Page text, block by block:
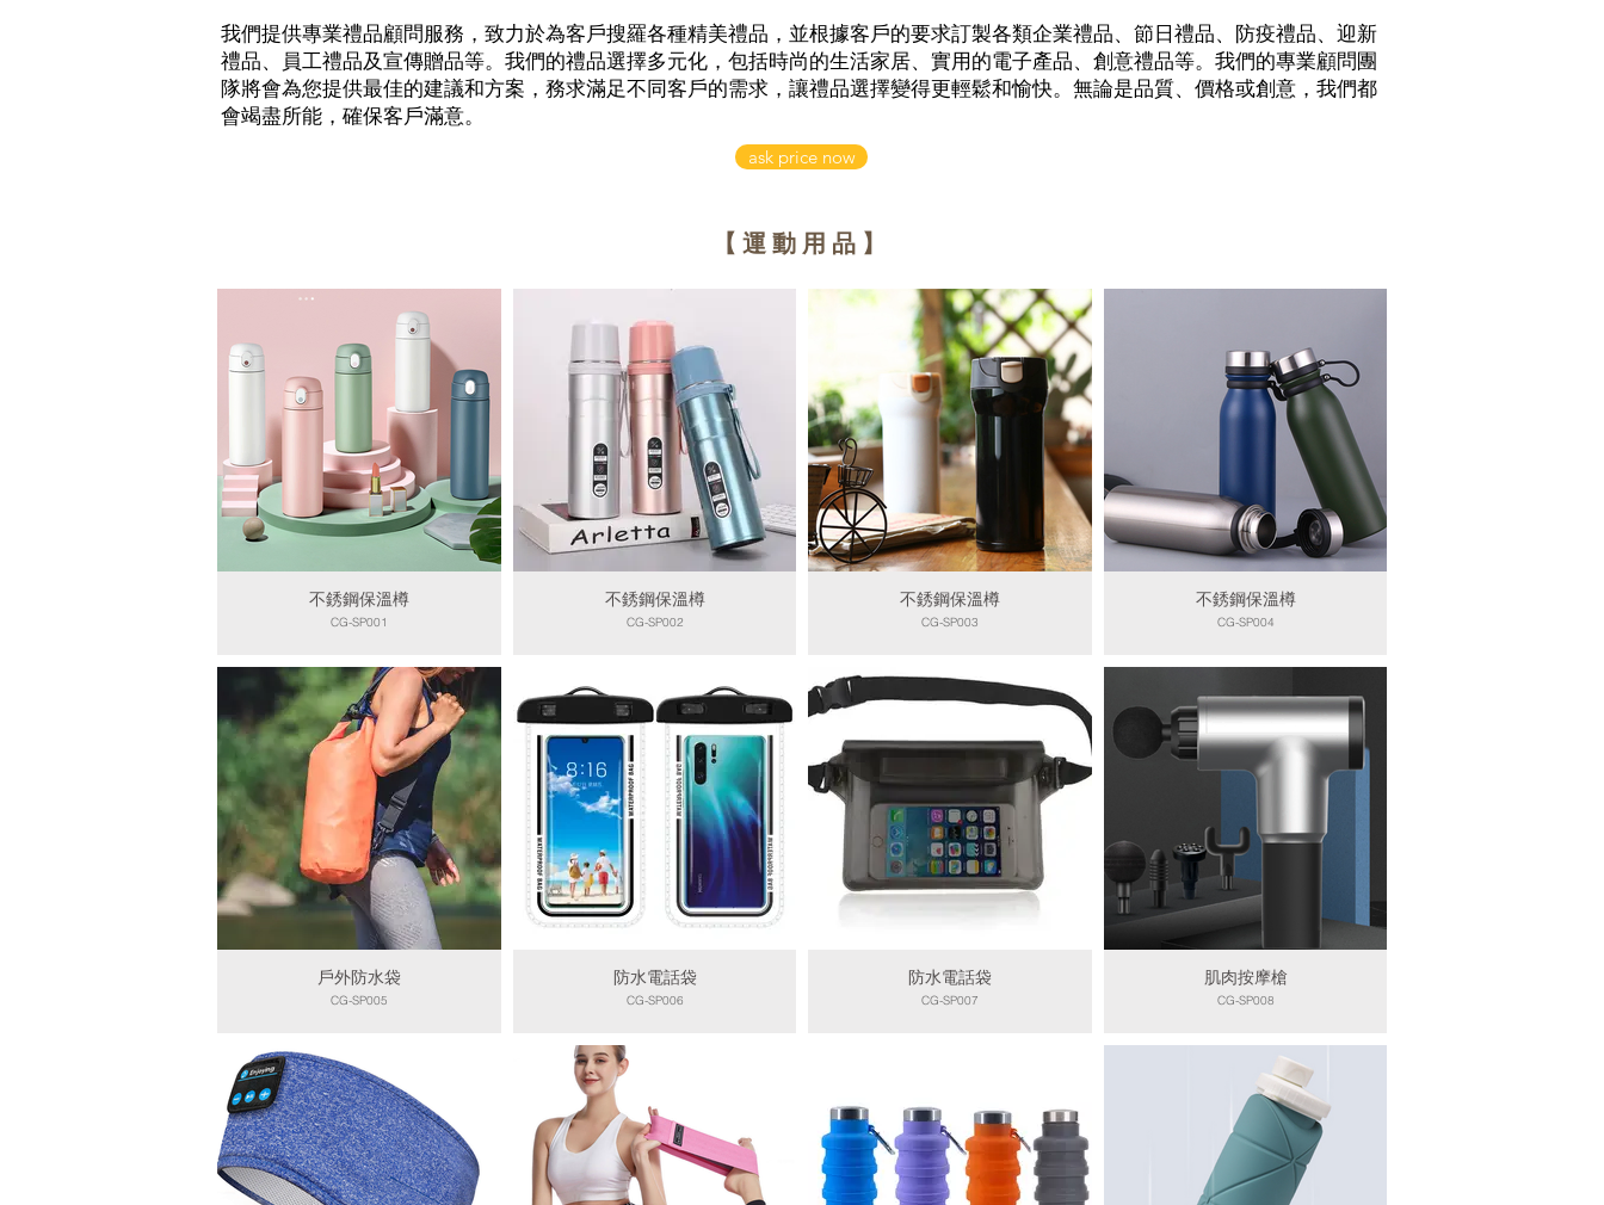
我們提供專業禮品顧問服務，致力於為客戶搜羅各種精美禮品，並根據客戶的要求訂製各類企業禮品、節日禮品、防疫禮品、迎新
禮品、員工禮品及宣傳贈品等。我們的禮品選擇多元化，包括時尚的生活家居、實用的電子產品、創意禮品等。我們的專業顧問團
隊將會為您提供最佳的建議和方案，務求滿足不同客戶的需求，讓禮品選擇變得更輕鬆和愉快。無論是品質、價格或創意，我們都
會竭盡所能，確保客戶滿意。
ask price now
【運動用品】
不銹鋼保溫樽
CG-SP001
不銹鋼保溫樽
CG-SP002
不銹鋼保溫樽
CG-SP003
不銹鋼保溫樽
CG-SP004
戶外防水袋
CG-SP005
防水電話袋
CG-SP006
防水電話袋
CG-SP007
肌肉按摩槍
CG-SP008